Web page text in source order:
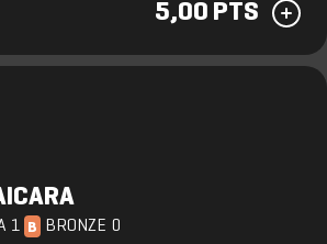
5,00 PTS
1 B BRONZE 0